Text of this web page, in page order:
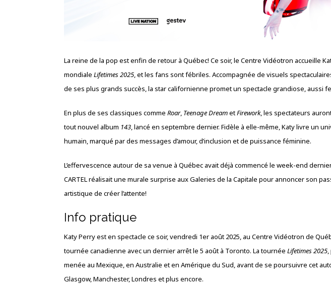
La reine de la pop est enfin de retour à Québec! Ce soir, le Centre Vidéotron accueille
mondiale Lifetimes 2025 , et les fans sont fébriles. Accompagnée de visuels
de ses plus grands succès, la star californienne promet un spectacle grandiose, aussi
En plus de ses classiques comme Roar, Teenage DreametFirework, les spectateurs
tout nouvel album 143 , lancé en septembre dernier. Fidèle à elle-même, Katy livre un
humain, marqué par des messages d’amour, d’inclusion et de puissance féminine.
L’effervescence autour de sa venue à Québec avait déjà commencé le week-end
CARTEL réalisait une murale surprise aux Galeries de la Capitale pour annoncer son
artistique de créer l’attente!
Info pratique
Katy Perry est en spectacle ce soir, vendredi 1er août 2025, au Centre Vidéotron de
tournée canadienne avec un dernier arrêt le 5 août à Toronto. La tournée Lifetimes 2025
menée au Mexique, en Australie et en Amérique du Sud, avant de se poursuivre cet
Glasgow, Manchester, Londres et plus encore.